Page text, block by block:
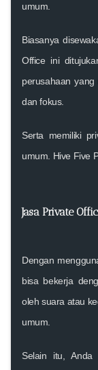
umum.
Biasanya
Office ini
perusahaan
dan fokus.
Serta memiliki
umum. Hive Five
Jasa Private
Dengan
bisa bekerja
oleh suara atau
umum.
Selain itu, Anda